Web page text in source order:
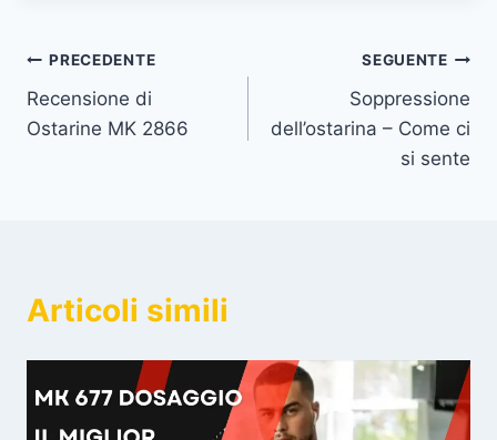
Navigazione
articoli
PRECEDENTE
Recensione di
Ostarine MK 2866
SEGUENTE
Soppressione
dell’ostarina – Come ci
si sente
Articoli simili